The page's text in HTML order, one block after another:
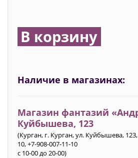
В корзину
Наличие в магазинах:
Магазин фантазий
Куйбышева, 123
(Курган, г. Курган, ул. Куйбышева, 123,
10, +7-908-007-11-10
с 10-00 до 20-00)